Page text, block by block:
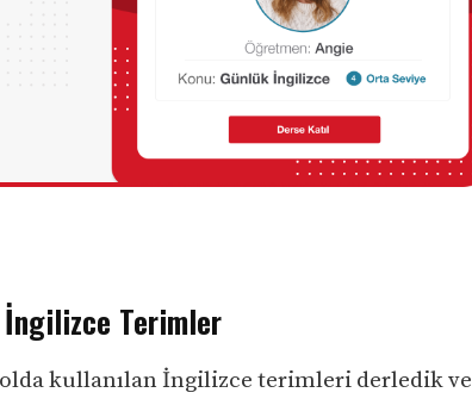
İngilizce Terimler
kullanılan İngilizce terimleri derledik ve